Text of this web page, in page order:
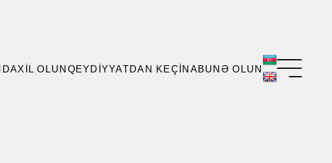
DAXIL OLUN QEYDIYYATDAN KEÇIN ABUNƏ OLUN